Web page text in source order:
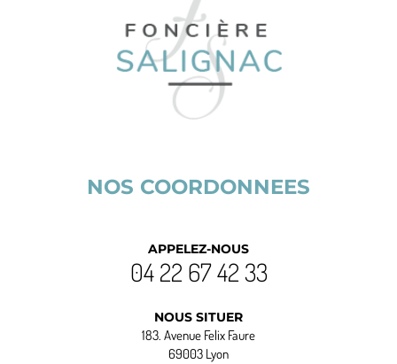
NOS COORDONNEES
APPELEZ-NOUS
04 22 67 42 33
NOUS SITUER
183. Avenue Felix Faure
69003 Lyon